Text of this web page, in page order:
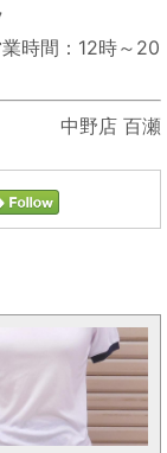
時間：12時～20
中野店 百瀬